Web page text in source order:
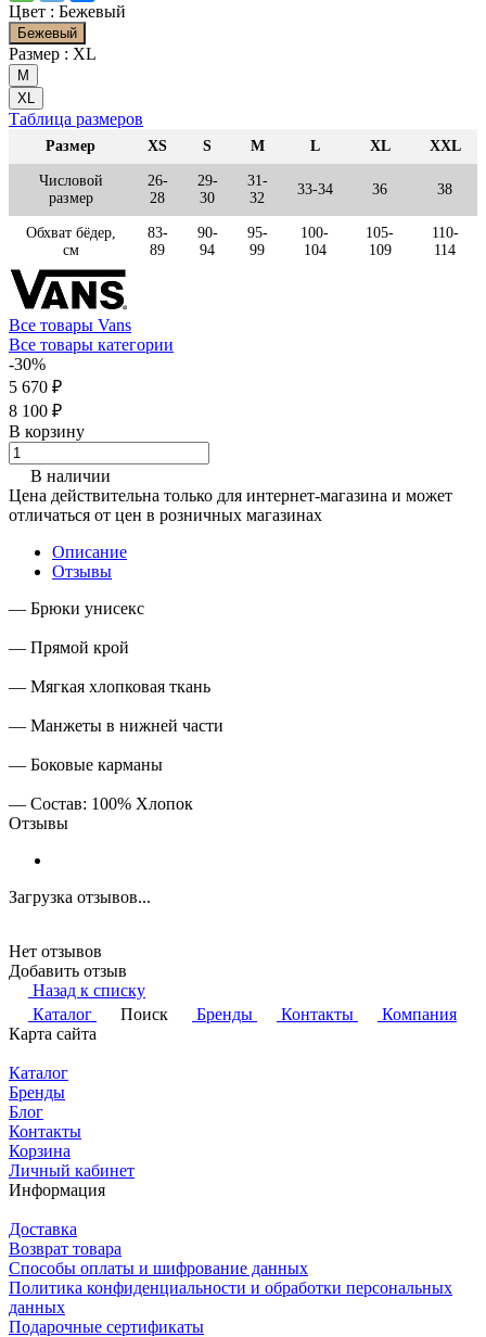
Цвет : Бежевый
Бежевый
Размер : XL
M
XL
Таблица размеров
Размер XS S M L XL XXL
Числовой
размер
26-
28
29-
30
31-
32
33-34 36 38
Обхват бёдер,
см
83-
89
90-
94
95-
99
100-
104
105-
109
110-
114
Все товары Vans
Все товары категории
-30%
5 670 ₽
8 100 ₽
В корзину
В наличии
Цена действительна только для интернет-магазина и может
отличаться от цен в розничных магазинах
Описание
Отзывы
— Брюки унисекс
— Прямой крой
— Мягкая хлопковая ткань
— Манжеты в нижней части
— Боковые карманы
— Состав: 100% Хлопок
Отзывы
Загрузка отзывов...
Нет отзывов
Добавить отзыв
Назад к списку
Каталог
Поиск Бренды Контакты
Компания
Карта сайта
Каталог
Бренды
Блог
Контакты
Корзина
Личный кабинет
Информация
Доставка
Возврат товара
Способы оплаты и шифрование данных
Политика конфиденциальности и обработки персональных
данных
Подарочные сертификаты